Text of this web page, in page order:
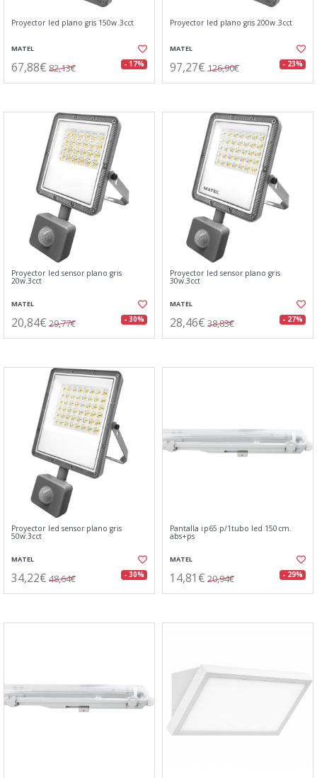
Proyector led plano gris 150w.3cct
MATEL
67,88€ 82,13€ - 17%
Proyector led plano gris 200w.3cct
MATEL
97,27€ 126,90€ - 23%
Proyector led sensor plano gris
20w.3cct
MATEL
20,84€ 29,77€ - 30%
Proyector led sensor plano gris
30w.3cct
MATEL
28,46€ 38,83€ - 27%
Proyector led sensor plano gris
50w.3cct
MATEL
34,22€ 48,64€ - 30%
Pantalla ip65 p/1tubo led 150cm.
abs+ps
MATEL
14,81€ 20,94€ - 29%